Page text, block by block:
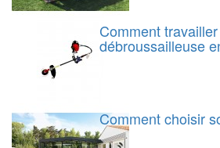
Comment
débroussailleuse
Comment choisir